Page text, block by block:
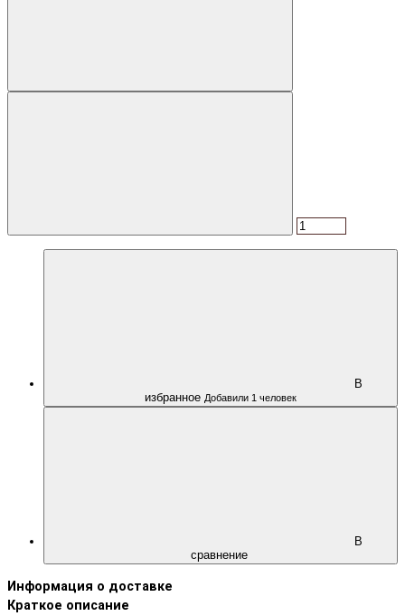
В
избранное Добавили 1 человек
В
сравнение
Информация о доставке
Краткое описание